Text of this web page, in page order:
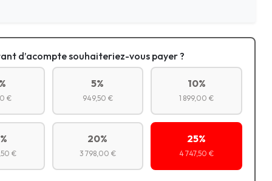
d’acompte souhaiteriez-vous payer ?
€
5%
949,50 €
10%
1 899,00 €
€
20%
3 798,00 €
25%
4 747,50 €